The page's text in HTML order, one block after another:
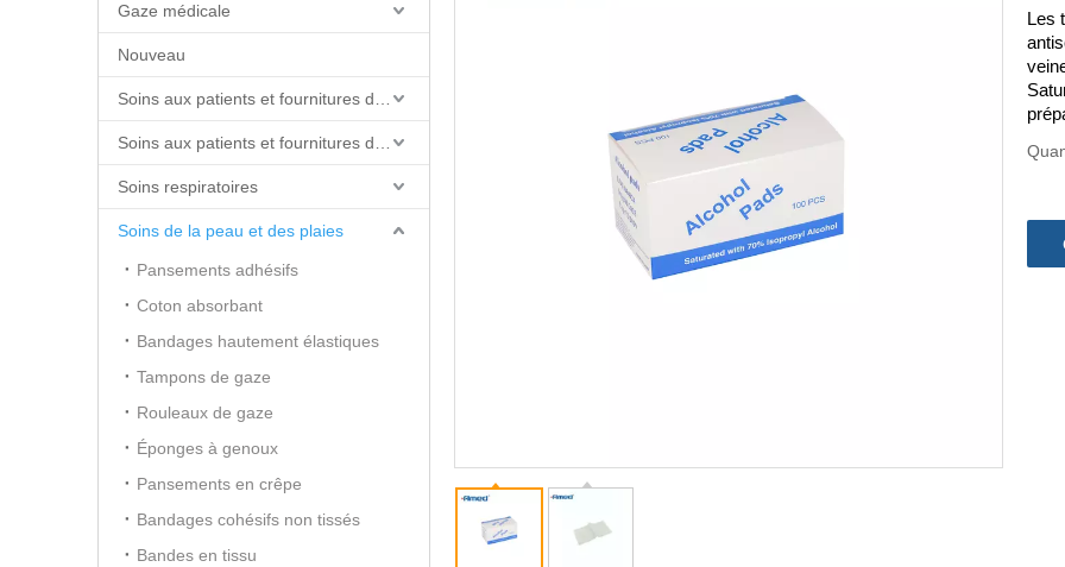
Gaze médicale
Nouveau
Soins respiratoires
Soins de la peau et des plaies
Pansements adhésifs
Coton absorbant
Bandages hautement élastiques
Tampons de gaze
Rouleaux de gaze
Éponges à genoux
Pansements en crêpe
Bandages cohésifs non tissés
Bandes en tissu
Les